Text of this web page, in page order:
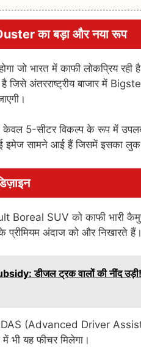
का बड़ा और नया रूप
जो भारत में काफी लोकप्रिय
है जिसे अंतरराष्ट्रीय बाजार में
केवल 5-सीटर विकल्प के रूप में
सामने आई हैं जिसमें इसका लुक
Boreal SUV को काफी भारी
अंदाज को और निखारते हैं।
डीजल ट्रक वालों की नींद
(Advanced Driver
भी यह फीचर मिलेगा।